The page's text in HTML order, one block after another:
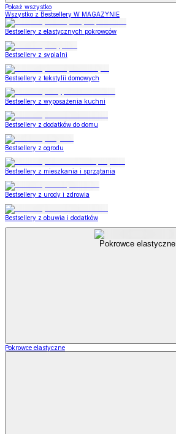
Pokaż wszystko
Wszystko z Bestsellery W MAGAZYNIE
Bestsellery z elastycznych pokrowców
Bestsellery z sypialni
Bestsellery z tekstylii domowych
Bestsellery z wyposażenia kuchni
Bestsellery z dodatków do domu
Bestsellery z ogrodu
Bestsellery z mieszkania i sprzątania
Bestsellery z urody i zdrowia
Bestsellery z obuwia i dodatków
Pokrowce elastyczne
Pokrowce elastyczne